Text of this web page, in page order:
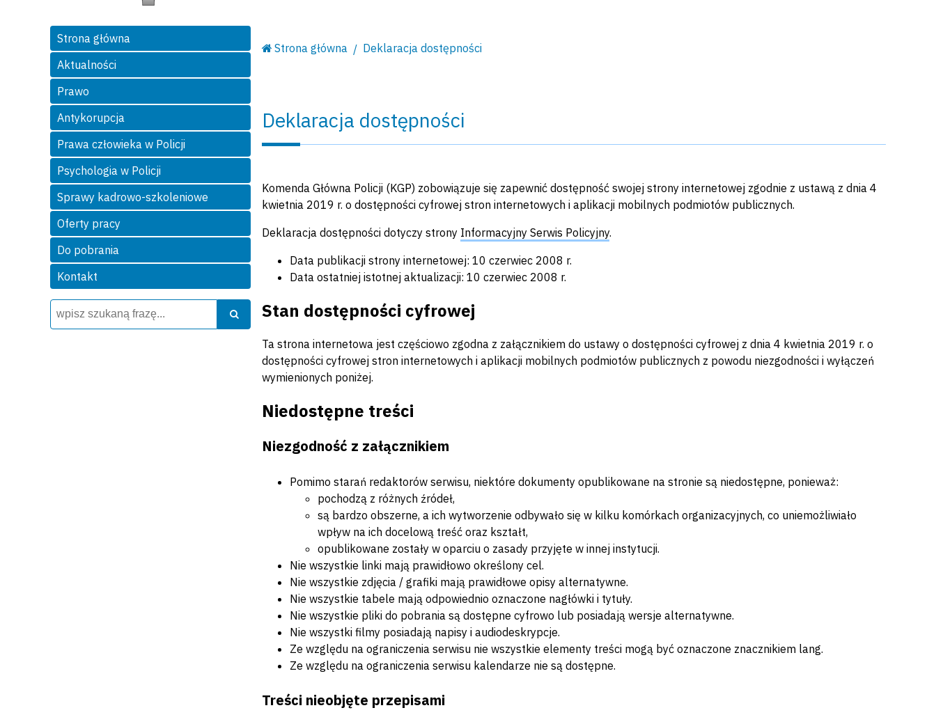
Strona główna
Aktualności
Prawo
Antykorupcja
Prawa człowieka w Policji
Psychologia w Policji
Sprawy kadrowo-szkoleniowe
Oferty pracy
Do pobrania
Kontakt
Wyszukiwarka
Szukaj Szukaj
Strona główna Deklaracja dostępności
Deklaracja dostępności
Komenda Główna Policji (KGP) zobowiązuje się zapewnić dostępność swojej strony internetowej zgodnie z ustawą z dnia 4
kwietnia 2019 r. o dostępności cyfrowej stron internetowych i aplikacji mobilnych podmiotów publicznych.
Deklaracja dostępności dotyczy strony Informacyjny Serwis Policyjny.
Data publikacji strony internetowej: 10 czerwiec 2008 r.
Data ostatniej istotnej aktualizacji: 10 czerwiec 2008 r.
Stan dostępności cyfrowej
Ta strona internetowa jest częściowo zgodna z załącznikiem do ustawy o dostępności cyfrowej z dnia 4 kwietnia 2019 r. o
dostępności cyfrowej stron internetowych i aplikacji mobilnych podmiotów publicznych z powodu niezgodności i wyłączeń
wymienionych poniżej.
Niedostępne treści
Niezgodność z załącznikiem
Pomimo starań redaktorów serwisu, niektóre dokumenty opublikowane na stronie są niedostępne, ponieważ:
pochodzą z różnych źródeł,
są bardzo obszerne, a ich wytworzenie odbywało się w kilku komórkach organizacyjnych, co uniemożliwiało
wpływ na ich docelową treść oraz kształt,
opublikowane zostały w oparciu o zasady przyjęte w innej instytucji.
Nie wszystkie linki mają prawidłowo określony cel.
Nie wszystkie zdjęcia / grafiki mają prawidłowe opisy alternatywne.
Nie wszystkie tabele mają odpowiednio oznaczone nagłówki i tytuły.
Nie wszystkie pliki do pobrania są dostępne cyfrowo lub posiadają wersje alternatywne.
Nie wszystki filmy posiadają napisy i audiodeskrypcje.
Ze względu na ograniczenia serwisu nie wszystkie elementy treści mogą być oznaczone znacznikiem lang.
Ze względu na ograniczenia serwisu kalendarze nie są dostępne.
Treści nieobjęte przepisami